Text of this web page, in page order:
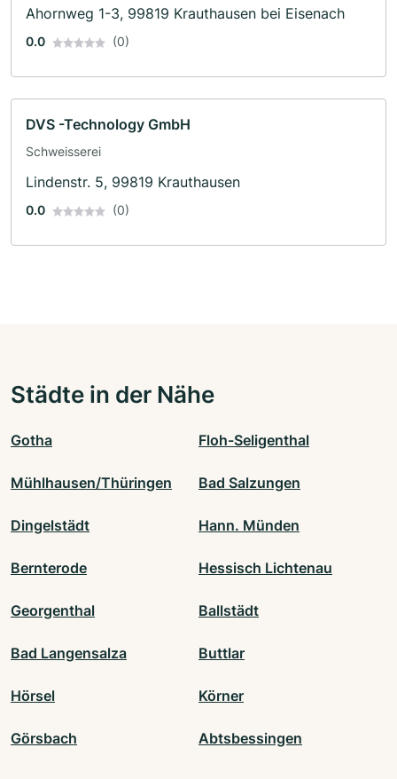
Ahornweg 1-3, 99819 Krauthausen bei Eisenach
0.0 (0)
DVS -Technology GmbH
Schweisserei
Lindenstr. 5, 99819 Krauthausen
0.0 (0)
Städte in der Nähe
Gotha Floh-Seligenthal
Mühlhausen/Thüringen Bad Salzungen
Dingelstädt Hann. Münden
Bernterode Hessisch Lichtenau
Georgenthal Ballstädt
Bad Langensalza Buttlar
Hörsel Körner
Görsbach Abtsbessingen